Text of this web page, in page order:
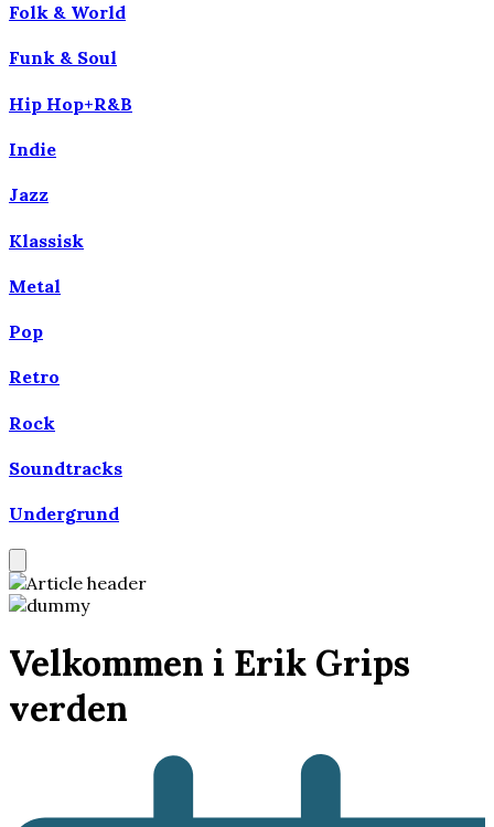
Folk & World
Funk & Soul
Hip Hop+R&B
Indie
Jazz
Klassisk
Metal
Pop
Retro
Rock
Soundtracks
Undergrund
Velkommen i Erik Grips
verden